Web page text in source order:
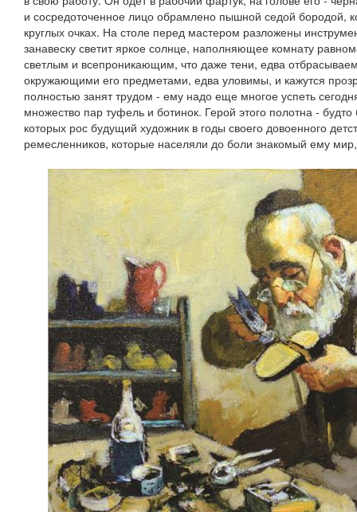
и сосредоточенное лицо обрамлено пышной седой бородой,
круглых очках. На столе перед мастером разложены
занавеску светит яркое солнце, наполняющее комнату
светлым и всепроникающим, что даже тени, едва
окружающими его предметами, едва уловимы, и кажутся
полностью занят трудом - ему надо еще многое успеть
множество пар туфель и ботинок. Герой этого полотна -
которых рос будущий художник в годы своего довоенного
ремесленников, которые населяли до боли знакомый ему